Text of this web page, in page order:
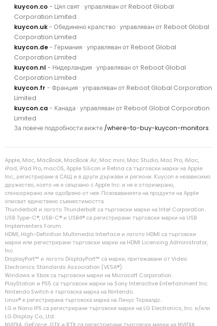
kuycon.co - Цял свят · управляван от Reboot Global
Corporation Limited
kuycon.uk- Обединено кралство · управляван от Reboot Global
Corporation Limited
kuycon.de- Германия · управляван от Reboot Global
Corporation Limited
kuycon.nl - Нидерландия · управляван от Reboot Global
Corporation Limited
kuycon.fr - Франция · управляван от Reboot Global Corporation
Limited
kuycon.ca - Канада · управляван от Reboot Global Corporation
Limited
За повече подробности вижте /where-to-buy-kuycon-monitors.
Apple, Mac, MacBook, MacBook Air, Mac mini, Mac Studio, Mac Pro, iMac,
iPad, iPad Pro, macOS, Apple Silicon и Retina са търговски марки на Apple
Inc., регистрирани в САЩ и в други държави и региони. Kuycon е независимо
дружество, което не е свързано с Apple Inc. и не е оторизирано,
спонсорирано или одобрено от нея. Позоваванията на продукти на Apple
описват единствено съвместимостта.
Thunderbolt и логото Thunderbolt са търговски марки на Intel Corporation.
USB Type-C®, USB-C® и USB4® са регистрирани търговски марки на USB
Implementers Forum.
HDMI, High-Definition Multimedia Interface и логото HDMI са търговски
марки или регистрирани търговски марки на HDMI Licensing Administrator,
Inc.
DisplayPort™ и логото DisplayPort™ са марки, притежавани от Video
Electronics Standards Association (VESA®).
Windows и Xbox са търговски марки на Microsoft Corporation.
PlayStation и PS5 са търговски марки на Sony Interactive Entertainment Inc.
Nintendo Switch е търговска марка на Nintendo.
Linux® е регистрирана търговска марка на Линус Торвалдс.
LG и Nano IPS са регистрирани търговски марки на LG Electronics, Inc. и/или
LG Display Co., Ltd.